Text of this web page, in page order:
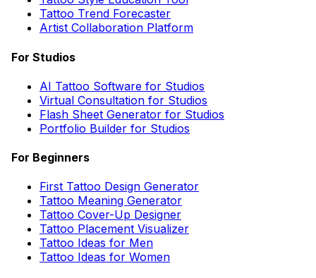
Tattoo Trend Forecaster
Artist Collaboration Platform
For Studios
AI Tattoo Software for Studios
Virtual Consultation for Studios
Flash Sheet Generator for Studios
Portfolio Builder for Studios
For Beginners
First Tattoo Design Generator
Tattoo Meaning Generator
Tattoo Cover-Up Designer
Tattoo Placement Visualizer
Tattoo Ideas for Men
Tattoo Ideas for Women